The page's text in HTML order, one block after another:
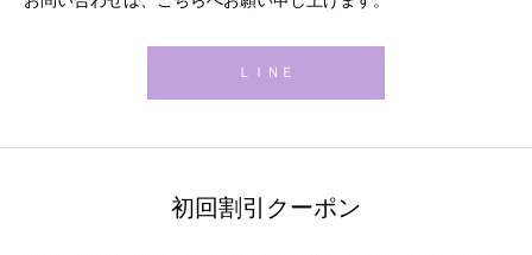
ＬＩＮＥ
初回割引クーポン